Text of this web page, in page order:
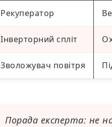
Рекуператор
Інверторний спліт
Зволожувач повітря
Порада експерта: не